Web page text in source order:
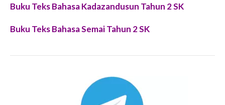
Buku Teks Bahasa Kadazandusun Tahun 2 SK
Buku Teks Bahasa Semai Tahun 2 SK